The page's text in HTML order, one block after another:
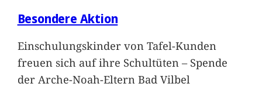
Besondere Aktion
Einschulungskinder von Tafel-Kunden
freuen sich auf ihre Schultüten – Spende
der Arche-Noah-Eltern Bad Vilbel